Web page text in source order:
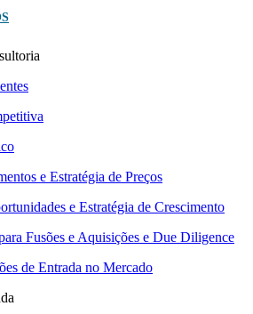
e Estratégia de Preços
e Estratégia de Crescimento
Fusões e Aquisições e Due Diligence
de Entrada no Mercado